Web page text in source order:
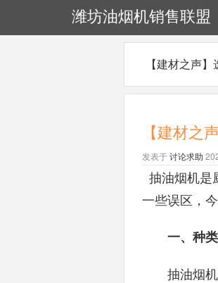
潍坊油烟机销售联盟
【建材之声
【建材之
发表于讨论求助
抽油烟机是
一些误区，
一、种类
抽油烟机